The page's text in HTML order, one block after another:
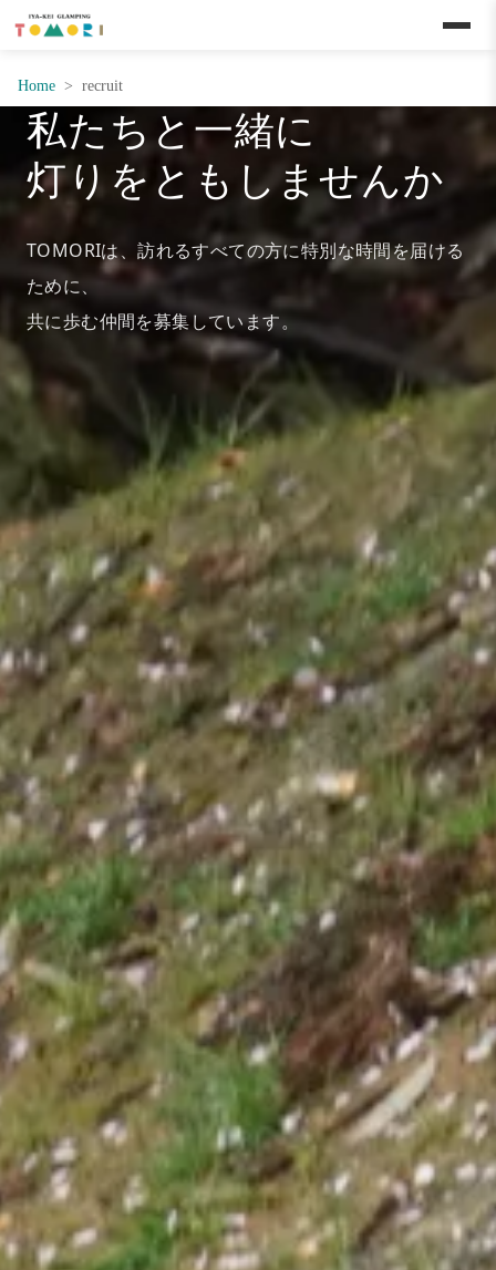
メインコンテンツへスキップ
Home recruit
私たちと一緒に
灯りをともしませんか
TOMORIは、訪れるすべての方に特別な時間を届ける
ために、
共に歩む仲間を募集しています。